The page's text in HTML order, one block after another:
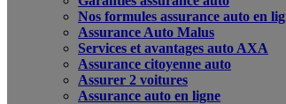
Nos formules assurance auto en
Assurance Auto Malus
Services et avantages auto AXA
Assurance citoyenne auto
Assurer 2 voitures
Assurance auto en ligne